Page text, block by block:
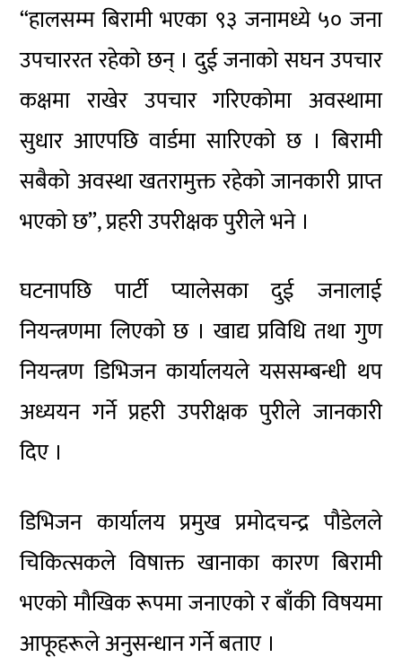
“हालसम्म बिरामी भएका ९३ जनामध्ये ५० जना
उपचाररत रहेको छन् । दुई जनाको सघन उपचार
कक्षमा राखेर उपचार गरिएकोमा अवस्थामा
सुधार आएपछि वार्डमा सारिएको छ । बिरामी
सबैको अवस्था खतरामुक्त रहेको जानकारी प्राप्त
भएको छ”, प्रहरी उपरीक्षक पुरीले भने ।
घटनापछि पार्टी प्यालेसका दुई जनालाई
नियन्त्रणमा लिएको छ । खाद्य प्रविधि तथा गुण
नियन्त्रण डिभिजन कार्यालयले यससम्बन्धी थप
अध्ययन गर्ने प्रहरी उपरीक्षक पुरीले जानकारी
दिए ।
डिभिजन कार्यालय प्रमुख प्रमोदचन्द्र पौडेलले
चिकित्सकले विषाक्त खानाका कारण बिरामी
भएको मौखिक रूपमा जनाएको र बाँकी विषयमा
आफूहरूले अनुसन्धान गर्ने बताए ।